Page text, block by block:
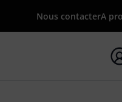
Nous contacterA
avec le terme de